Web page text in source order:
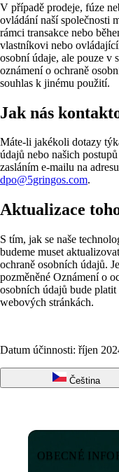
V případě prodeje, fúze
ovládání naší společnosti
rámci transakce nebo
vlastníkovi nebo
osobní údaje, ale pouze v
oznámení o ochraně
souhlas k jinému použití.
Jak nás
Máte-li jakékoli dotazy
údajů nebo našich
zasláním e-mailu na adresu
dpo@5gringos.com.
Aktualizace
S tím, jak se naše
budeme muset
ochraně osobních údajů.
pozměněné Oznámení o
osobních údajů bude
webových stránkách.
Datum účinnosti: říjen
Čeština
OBECNÉ